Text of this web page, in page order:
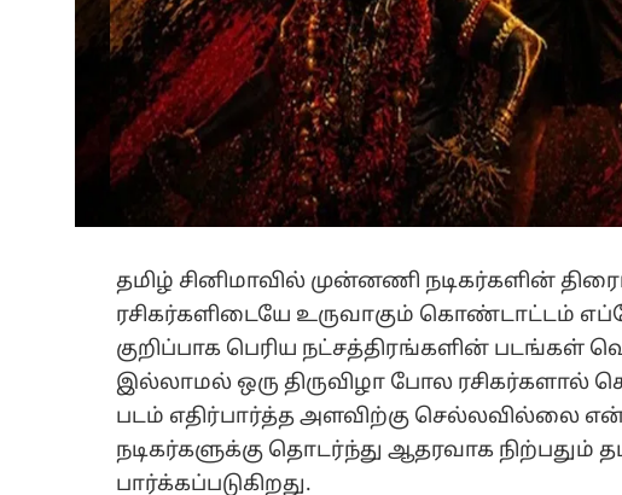
தமிழ் சினிமாவில் முன்னணி நடிகர்களின்
ரசிகர்களிடையே உருவாகும் கொண்டாட்டம்
குறிப்பாக பெரிய நட்சத்திரங்களின் படங்கள்
இல்லாமல் ஒரு திருவிழா போல ரசிகர்களால்
படம் எதிர்பார்த்த அளவிற்கு செல்லவில்லை
நடிகர்களுக்கு தொடர்ந்து ஆதரவாக நிற்பதும்
பார்க்கப்படுகிறது.